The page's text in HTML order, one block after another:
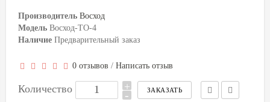
Производитель Восход
Модель Восход-ТО-4
Наличие Предварительный заказ
0 отзывов / Написать отзыв
Количество +
-